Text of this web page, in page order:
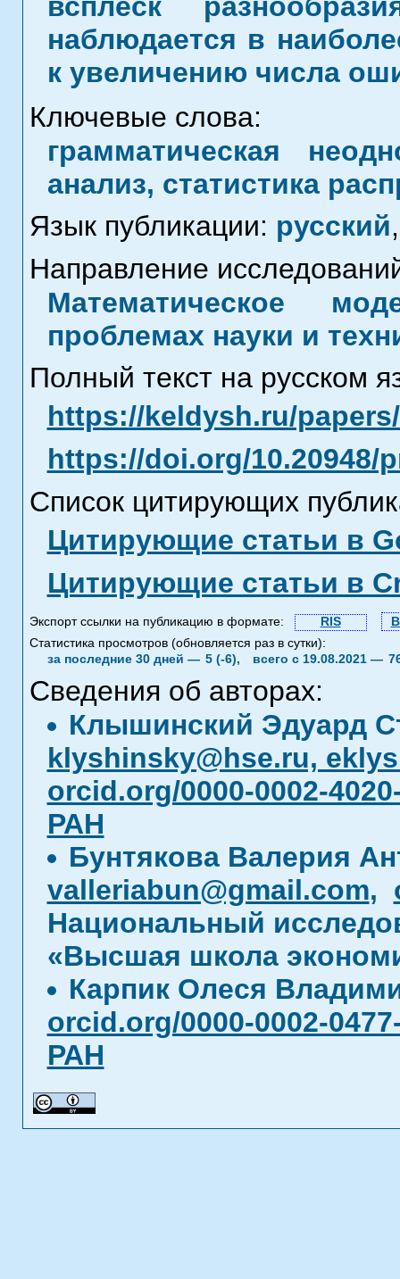
наблюдается в
к увеличению числа
Ключевые слова:
грамматическая
анализ, статистика
Язык публикации: русский,
Направление
Математическое
проблемах науки и
Полный текст на русском
https://keldysh.ru/
https://doi.org/10.20948/
Список цитирующих
Цитирующие статьи в
Цитирующие статьи в
Экспорт ссылки на публикацию в формате: RIS
Статистика просмотров (обновляется раз в сутки):
за последние 30 дней — 5 (-6), всего с 19.08.2021 —
Сведения об авторах:
Клышинский Эдуард
klyshinsky@hse.ru,
orcid.org/0000-0002-
РАН
Бунтякова Валерия
valleriabun@gmail.com,
Национальный
«Высшая школа
Карпик Олеся
orcid.org/0000-0002-
РАН